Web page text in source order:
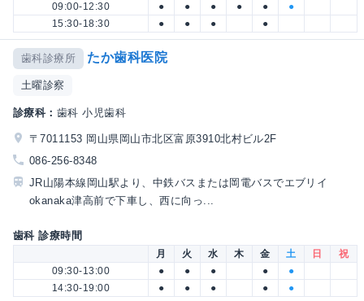
09:00-12:30
● ● ● ● ●
●
15:30-18:30
● ● ● ●
歯科診療所 たか歯科医院
土曜診察
診療科： 歯科 小児歯科
〒7011153 岡山県岡山市北区富原3910北村ビル2F
086-256-8348
JR山陽本線岡山駅より、中鉄バスまたは岡電バスでエブリイ
okanaka津高前で下車し、西に向っ...
歯科 診療時間
月 火 水 木 金 土 日
祝
09:30-13:00
● ● ● ●
●
14:30-19:00
● ● ● ● ●